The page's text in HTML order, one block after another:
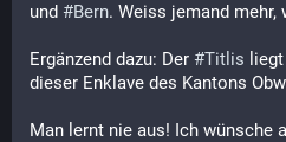
und #Bern. Weiss jemand
Ergänzend dazu: Der #Titlis
dieser Enklave des Kantons
Man lernt nie aus! Ich wünsche